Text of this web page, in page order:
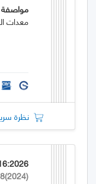
مواصفة
معدات
نظرة